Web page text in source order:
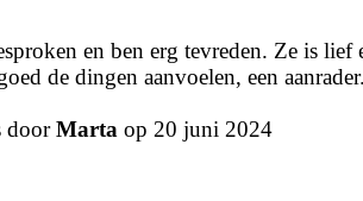
en ben erg tevreden. Ze is
de dingen aanvoelen, een
doorMarta op 20 juni 2024